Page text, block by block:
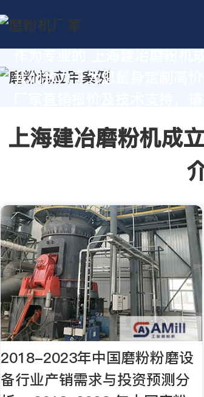
我们致力于为您量身定制高
上海建冶磨粉机成
2018-2023年中国磨粉粉磨设
备行业产销需求与投资预测分